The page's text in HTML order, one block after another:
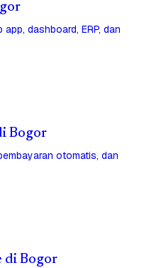
dashboard, ERP, dan
Bogor
otomatis, dan
di Bogor